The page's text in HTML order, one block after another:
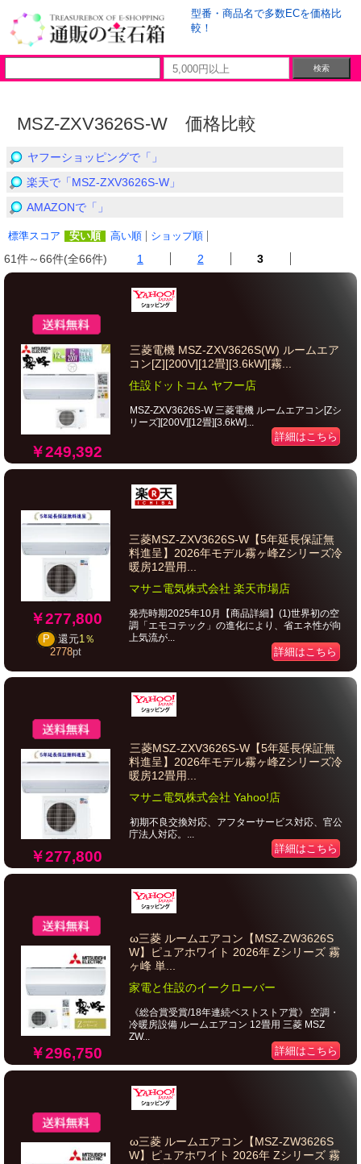
型番・商品名で多数ECを価格比
較！
MSZ-ZXV3626S-W 価格比較
ヤフーショッピングで「」
楽天で「MSZ-ZXV3626S-W」
AMAZONで「」
標準スコア 安い順 高い順 ショップ順
61件～66件(全66件) 1 2 3
￥249,392
三菱電機 MSZ-ZXV3626S(W) ルームエア
コン[Z][200V][12畳][3.6kW][霧...
住設ドットコム ヤフー店
MSZ-ZXV3626S-W 三菱電機 ルームエアコン[Zシ
リーズ][200V][12畳][3.6kW]...
詳細はこちら
￥277,800
P 還元1％
2778pt
三菱MSZ-ZXV3626S-W【5年延長保証無
料進呈】2026年モデル霧ヶ峰Zシリーズ冷
暖房12畳用...
マサニ電気株式会社 楽天市場店
発売時期2025年10月【商品詳細】(1)世界初の空
調「エモコテック」の進化により、省エネ性が向
上気流が...
詳細はこちら
￥277,800
三菱MSZ-ZXV3626S-W【5年延長保証無
料進呈】2026年モデル霧ヶ峰Zシリーズ冷
暖房12畳用...
マサニ電気株式会社 Yahoo!店
初期不良交換対応、アフターサービス対応、官公
庁法人対応。...
詳細はこちら
￥296,750
ω三菱 ルームエアコン【MSZ-ZW3626S
W】ピュアホワイト 2026年 Zシリーズ 霧
ヶ峰 単...
家電と住設のイークローバー
《総合賞受賞/18年連続ベストストア賞》 空調・
冷暖房設備 ルームエアコン 12畳用 三菱 MSZ
ZW...
詳細はこちら
ω三菱 ルームエアコン【MSZ-ZW3626S
W】ピュアホワイト 2026年 Zシリーズ 霧